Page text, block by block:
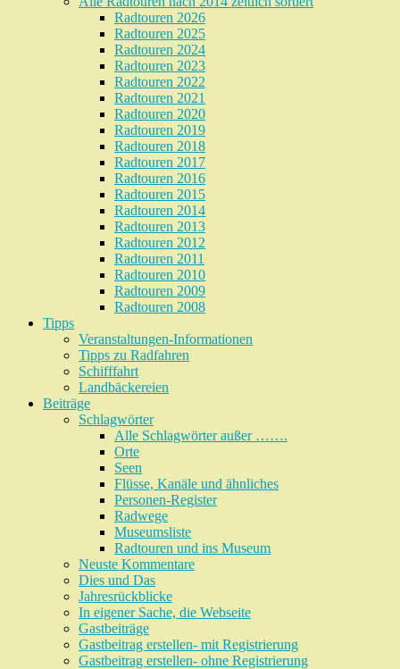
Radtouren 2026
Radtouren 2025
Radtouren 2024
Radtouren 2023
Radtouren 2022
Radtouren 2021
Radtouren 2020
Radtouren 2019
Radtouren 2018
Radtouren 2017
Radtouren 2016
Radtouren 2015
Radtouren 2014
Radtouren 2013
Radtouren 2012
Radtouren 2011
Radtouren 2010
Radtouren 2009
Radtouren 2008
Tipps
Veranstaltungen-Informationen
Tipps zu Radfahren
Schifffahrt
Landbäckereien
Beiträge
Schlagwörter
Alle Schlagwörter außer …….
Orte
Seen
Flüsse, Kanäle und ähnliches
Personen-Register
Radwege
Museumsliste
Radtouren und ins Museum
Neuste Kommentare
Dies und Das
Jahresrückblicke
In eigener Sache, die Webseite
Gastbeiträge
Gastbeitrag erstellen- mit Registrierung
Gastbeitrag erstellen- ohne Registrierung